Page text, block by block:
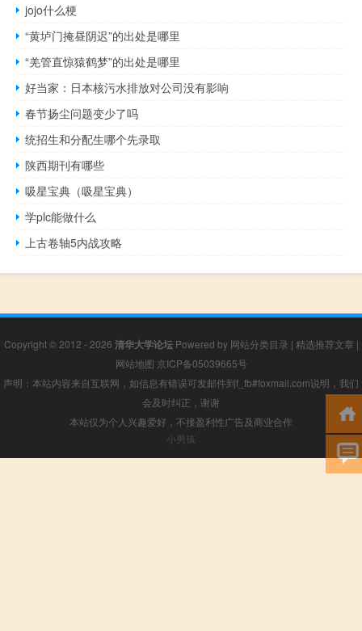
jojo什么梗
“黄垆门掩昼阴迟”的出处是哪里
“羌管直惊猿鹤梦”的出处是哪里
好当家：日本核污水排放对公司没有影响
春节扬尘问题变少了吗
统招生和分配生哪个先录取
陕西期刊有哪些
吸星宝典（吸星宝典）
学plc能做什么
上古卷轴5内战攻略
Copyright © 2012 - 2026 清华大学论坛Powered by 网站分类目录 | 精选推荐文章 |
网站地图 京ICP备05039665号
声明：本站内容来自互联网，如信息有错误可发邮件到f_fb#foxmail.com说明，我们
会及时纠正，谢谢
本站仅为个人兴趣爱好，不接盈利性广告及商业合作
小男孩